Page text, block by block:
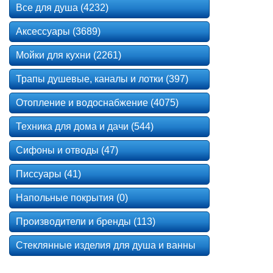
Все для душа (4232)
Аксессуары (3689)
Мойки для кухни (2261)
Трапы душевые, каналы и лотки (397)
Отопление и водоснабжение (4075)
Техника для дома и дачи (544)
Сифоны и отводы (47)
Писсуары (41)
Напольные покрытия (0)
Производители и бренды (113)
Стеклянные изделия для душа и ванны